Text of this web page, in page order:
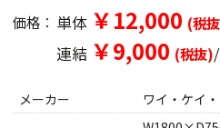
価格： 単体 ￥12,000 (税
連結 ￥9,000 (税抜)
メーカー ワイ・ケイ